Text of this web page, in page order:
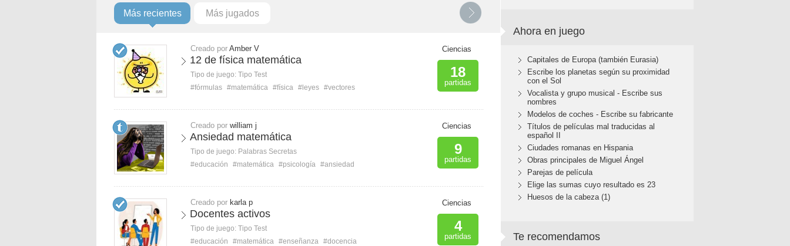
Más recientes Más jugados
Creado por Amber V
12 de física matemática
Tipo de juego: Tipo Test
#fórmulas #matemática #física #leyes #vectores
Ciencias
18
partidas
Creado por william j
Ansiedad matemática
Tipo de juego: Palabras Secretas
#educación
#matemática #psicología #ansiedad
Ciencias
9
partidas
Creado por karla p
Docentes activos
Tipo de juego: Tipo Test
#educación
#matemática #enseñanza #docencia
Ciencias
4
partidas
Ahora en juego
Capitales de Europa (también Eurasia)
Escribe los planetas según su proximidad
con el Sol
Vocalista y grupo musical - Escribe sus
nombres
Modelos de coches - Escribe su fabricante
Títulos de películas mal traducidas al
español II
Ciudades romanas en Hispania
Obras principales de Miguel Ángel
Parejas de película
Elige las sumas cuyo resultado es 23
Huesos de la cabeza (1)
Te recomendamos